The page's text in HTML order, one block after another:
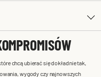
chcą ubierać się dokładnie tak,
wygody czy najnowszych